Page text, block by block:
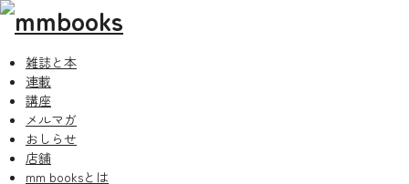
雑誌と本
連載
講座
メルマガ
おしらせ
店舗
mm booksとは